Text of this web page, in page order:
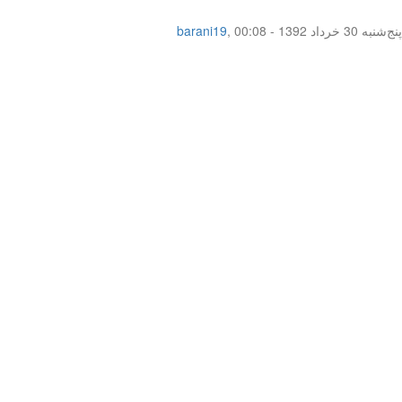
barani19, پنج‌شنبه 30 خرداد 1392 - 00:08